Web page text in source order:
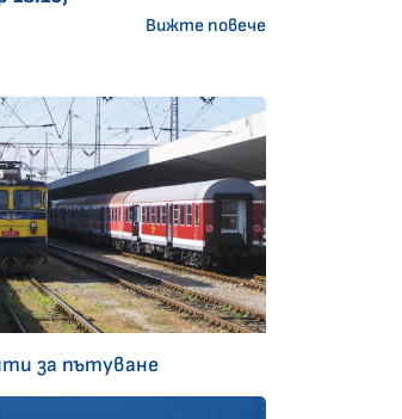
Вижте повече
за пътуване